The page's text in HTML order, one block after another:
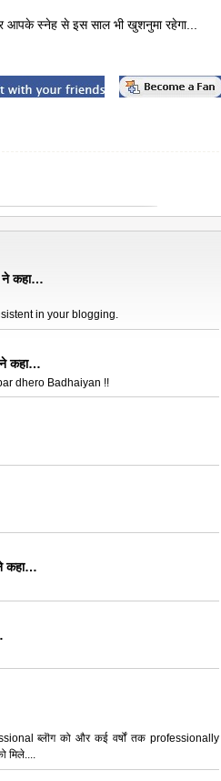
आपके स्नेह से इस साल भी खुशनुमा रहेगा...
ने कहा…
in your blogging.
कहा…
dhero Badhaiyan !!
कहा…
ब्लॊग को और कई वर्षों तक professionally
मिले....